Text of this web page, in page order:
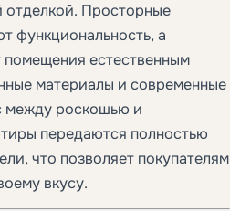
Просторные
функциональность, а
естественным
материалы и современные
между роскошью и
передаются полностью
что позволяет покупателям
вкусу.